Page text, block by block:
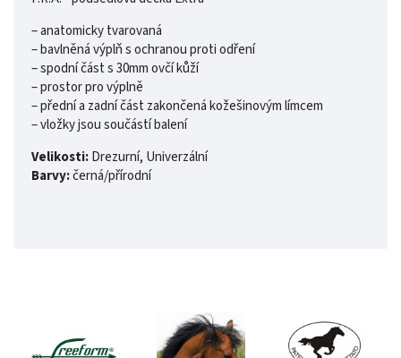
– anatomicky tvarovaná
– bavlněná výplň s ochranou proti odření
– spodní část s 30mm ovčí kůží
– prostor pro výplně
– přední a zadní část zakončená kožešinovým límcem
– vložky jsou součástí balení
Velikosti:Drezurní, Univerzální
Barvy:černá/přírodní